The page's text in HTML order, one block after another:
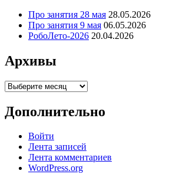
Про занятия 28 мая 28.05.2026
Про занятия 9 мая 06.05.2026
РобоЛето-2026 20.04.2026
Архивы
Архивы
Дополнительно
Войти
Лента записей
Лента комментариев
WordPress.org